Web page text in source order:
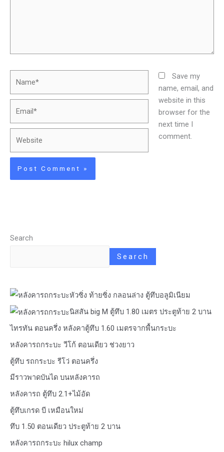
Save my
name, email, and
website in this
browser for the
next time I
comment.
Search
Search
หัวซิ่ง ท้ายซิ่ง กลอนล่าง ตู้ทึบอลูมิเนียม
นิสสัน big M ตู้ทึบ 1.80 เมตร ประตูท้าย 2 บาน
ไทรทัน ตอนครึ่ง หลังคาตู้ทึบ 1.60 เมตรจากพื้นกระบะ
หลังคารถกระบะ วีโก้ ตอนเดียว ช่วงยาว
ตู้ทึบ รถกระบะ รีโว่ ตอนครึ่ง
มีราวพาดบันได บนหลังคารถ
หลังคารถ ตู้ทึบ 2.1+ไม้อัด
ตู้ทึบเกรด บี เหมือนใหม่
ทึบ 1.50 ตอนเดียว ประตูท้าย 2 บาน
หลังคารถกระบะ hilux champ